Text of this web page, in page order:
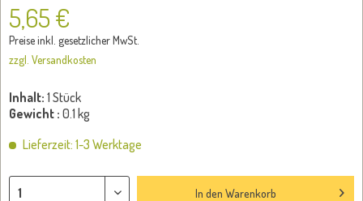
5,65 €
Preise inkl. gesetzlicher MwSt.
zzgl. Versandkosten
Inhalt: 1 Stück
Gewicht : 0.1 kg
Lieferzeit: 1-3 Werktage
In den Warenkorb